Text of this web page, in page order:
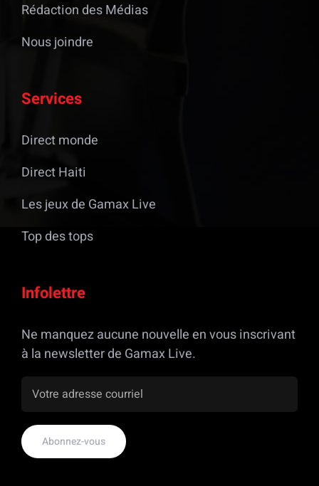
Rédaction des Médias
Nous joindre
Services
Direct monde
Direct Haiti
Les jeux de Gamax Live
Top des tops
Infolettre
Ne manquez aucune nouvelle en vous inscrivant
à la newsletter de Gamax Live.